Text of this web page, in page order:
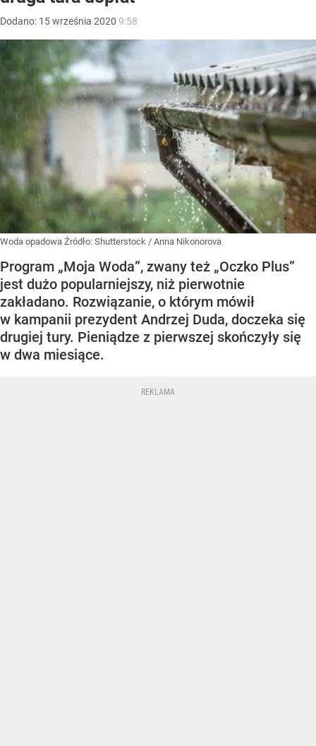
Dodano: 15września 2020 9:58
Woda opadowa Źródło: Shutterstock / Anna Nikonorova
Program „Moja Woda”, zwany też „Oczko Plus”
jest dużo popularniejszy, niż pierwotnie
zakładano. Rozwiązanie, o którym mówił
w kampanii prezydent Andrzej Duda, doczeka się
drugiej tury. Pieniądze z pierwszej skończyły się
w dwa miesiące.